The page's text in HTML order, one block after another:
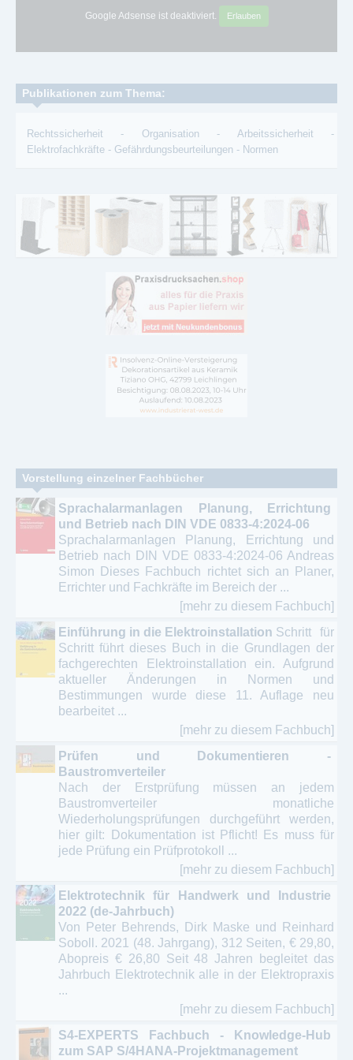
Google Adsense ist deaktiviert. Erlauben
Publikationen zum Thema:
Rechtssicherheit - Organisation - Arbeitssicherheit-
Elektrofachkräfte - Gefährdungsbeurteilungen - Normen
Vorstellung einzelner Fachbücher
Sprachalarmanlagen Planung, Errichtung
und Betrieb nach DIN VDE 0833-4:2024-06
Sprachalarmanlagen Planung, Errichtung und
Betrieb nach DIN VDE 0833-4:2024-06 Andreas
Simon Dieses Fachbuch richtet sich an Planer,
Errichter und Fachkräfte im Bereich der ...
[mehr zu diesem Fachbuch]
Einführung in die Elektroinstallation Schritt für
Schritt führt dieses Buch in die Grundlagen der
fachgerechten Elektroinstallation ein. Aufgrund
aktueller Änderungen in Normen und
Bestimmungen wurde diese 11. Auflage neu
bearbeitet ...
[mehr zu diesem Fachbuch]
Prüfen und Dokumentieren -
Baustromverteiler
Nach der Erstprüfung müssen an jedem
Baustromverteiler monatliche
Wiederholungsprüfungen durchgeführt werden,
hier gilt: Dokumentation ist Pflicht! Es muss für
jede Prüfung ein Prüfprotokoll ...
[mehr zu diesem Fachbuch]
Elektrotechnik für Handwerk und Industrie
2022 (de-Jahrbuch)
Von Peter Behrends, Dirk Maske und Reinhard
Soboll. 2021 (48. Jahrgang), 312 Seiten, € 29,80,
Abopreis € 26,80 Seit 48 Jahren begleitet das
Jahrbuch Elektrotechnik alle in der Elektropraxis
...
[mehr zu diesem Fachbuch]
S4-EXPERTS Fachbuch - Knowledge-Hub
zum SAP S/4HANA-Projektmanagement